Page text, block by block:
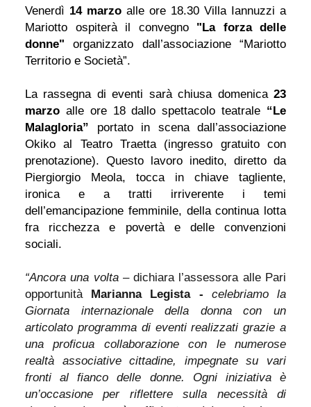
Venerdì 14 marzo alle ore 18.30 Villa Iannuzzi a
Mariotto ospiterà il convegno "La forza delle
donne" organizzato dall’associazione “Mariotto
Territorio e Società”.
La rassegna di eventi sarà chiusa domenica 23
marzo alle ore 18 dallo spettacolo teatrale “Le
Malagloria” portato in scena dall’associazione
Okiko al Teatro Traetta (ingresso gratuito con
prenotazione). Questo lavoro inedito, diretto da
Piergiorgio Meola, tocca in chiave tagliente,
ironica e a tratti irriverente i temi
dell’emancipazione femminile, della continua lotta
fra ricchezza e povertà e delle convenzioni
sociali.
“Ancora una volta –dichiara l’assessora alle Pari
opportunità Marianna Legista - celebriamo la
Giornata internazionale della donna con un
articolato programma di eventi realizzati grazie a
una proficua collaborazione con le numerose
realtà associative cittadine, impegnate su vari
fronti al fianco delle donne. Ogni iniziativa è
un’occasione per riflettere sulla necessità di